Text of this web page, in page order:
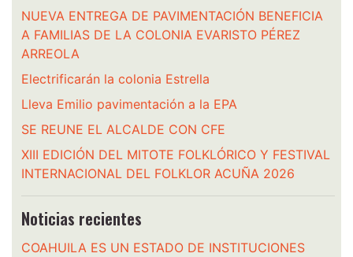
NUEVA ENTREGA DE PAVIMENTACIÓN BENEFICIA
A FAMILIAS DE LA COLONIA EVARISTO PÉREZ
ARREOLA
Electrificarán la colonia Estrella
Lleva Emilio pavimentación a la EPA
SE REUNE EL ALCALDE CON CFE
XIII EDICIÓN DEL MITOTE FOLKLÓRICO Y FESTIVAL
INTERNACIONAL DEL FOLKLOR ACUÑA 2026
Noticias recientes
COAHUILA ES UN ESTADO DE INSTITUCIONES